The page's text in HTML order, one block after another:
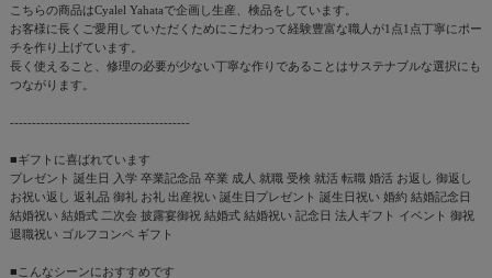
こちらの商品はCyalel Yahataで企画し生産、検品をしています。
お客様に長くご愛用していただくためにこだわって経験豊富な職人が1点1点丁寧にポー
チを作り上げています。
長く使えること、修理の必要が少ない丁寧な作りであることはサステナブルな選択にも
つながります。
-----------------------------------------
■ギフトに喜ばれています
プレゼント 誕生日 入学 卒業記念品 卒業 成人 就職 受検 就活 転職 婚活 お返し 御返し
お祝い返し 返礼品 御礼 お礼 出産祝い 誕生日プレゼント 誕生日祝い 婚約 結婚記念日
結婚祝い 結婚式 二次会 披露宴御祝 結婚式 結婚祝い 記念日 法人ギフト イベント 御祝
退職祝い ゴルフコンペ ギフト
■こんなシーンにおすすめです